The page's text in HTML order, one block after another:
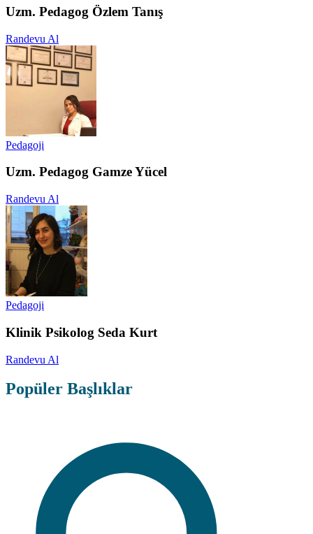
Uzm. Pedagog Özlem Tanış
Randevu Al
Pedagoji
Uzm. Pedagog Gamze Yücel
Randevu Al
Pedagoji
Klinik Psikolog Seda Kurt
Randevu Al
Popüler Başlıklar